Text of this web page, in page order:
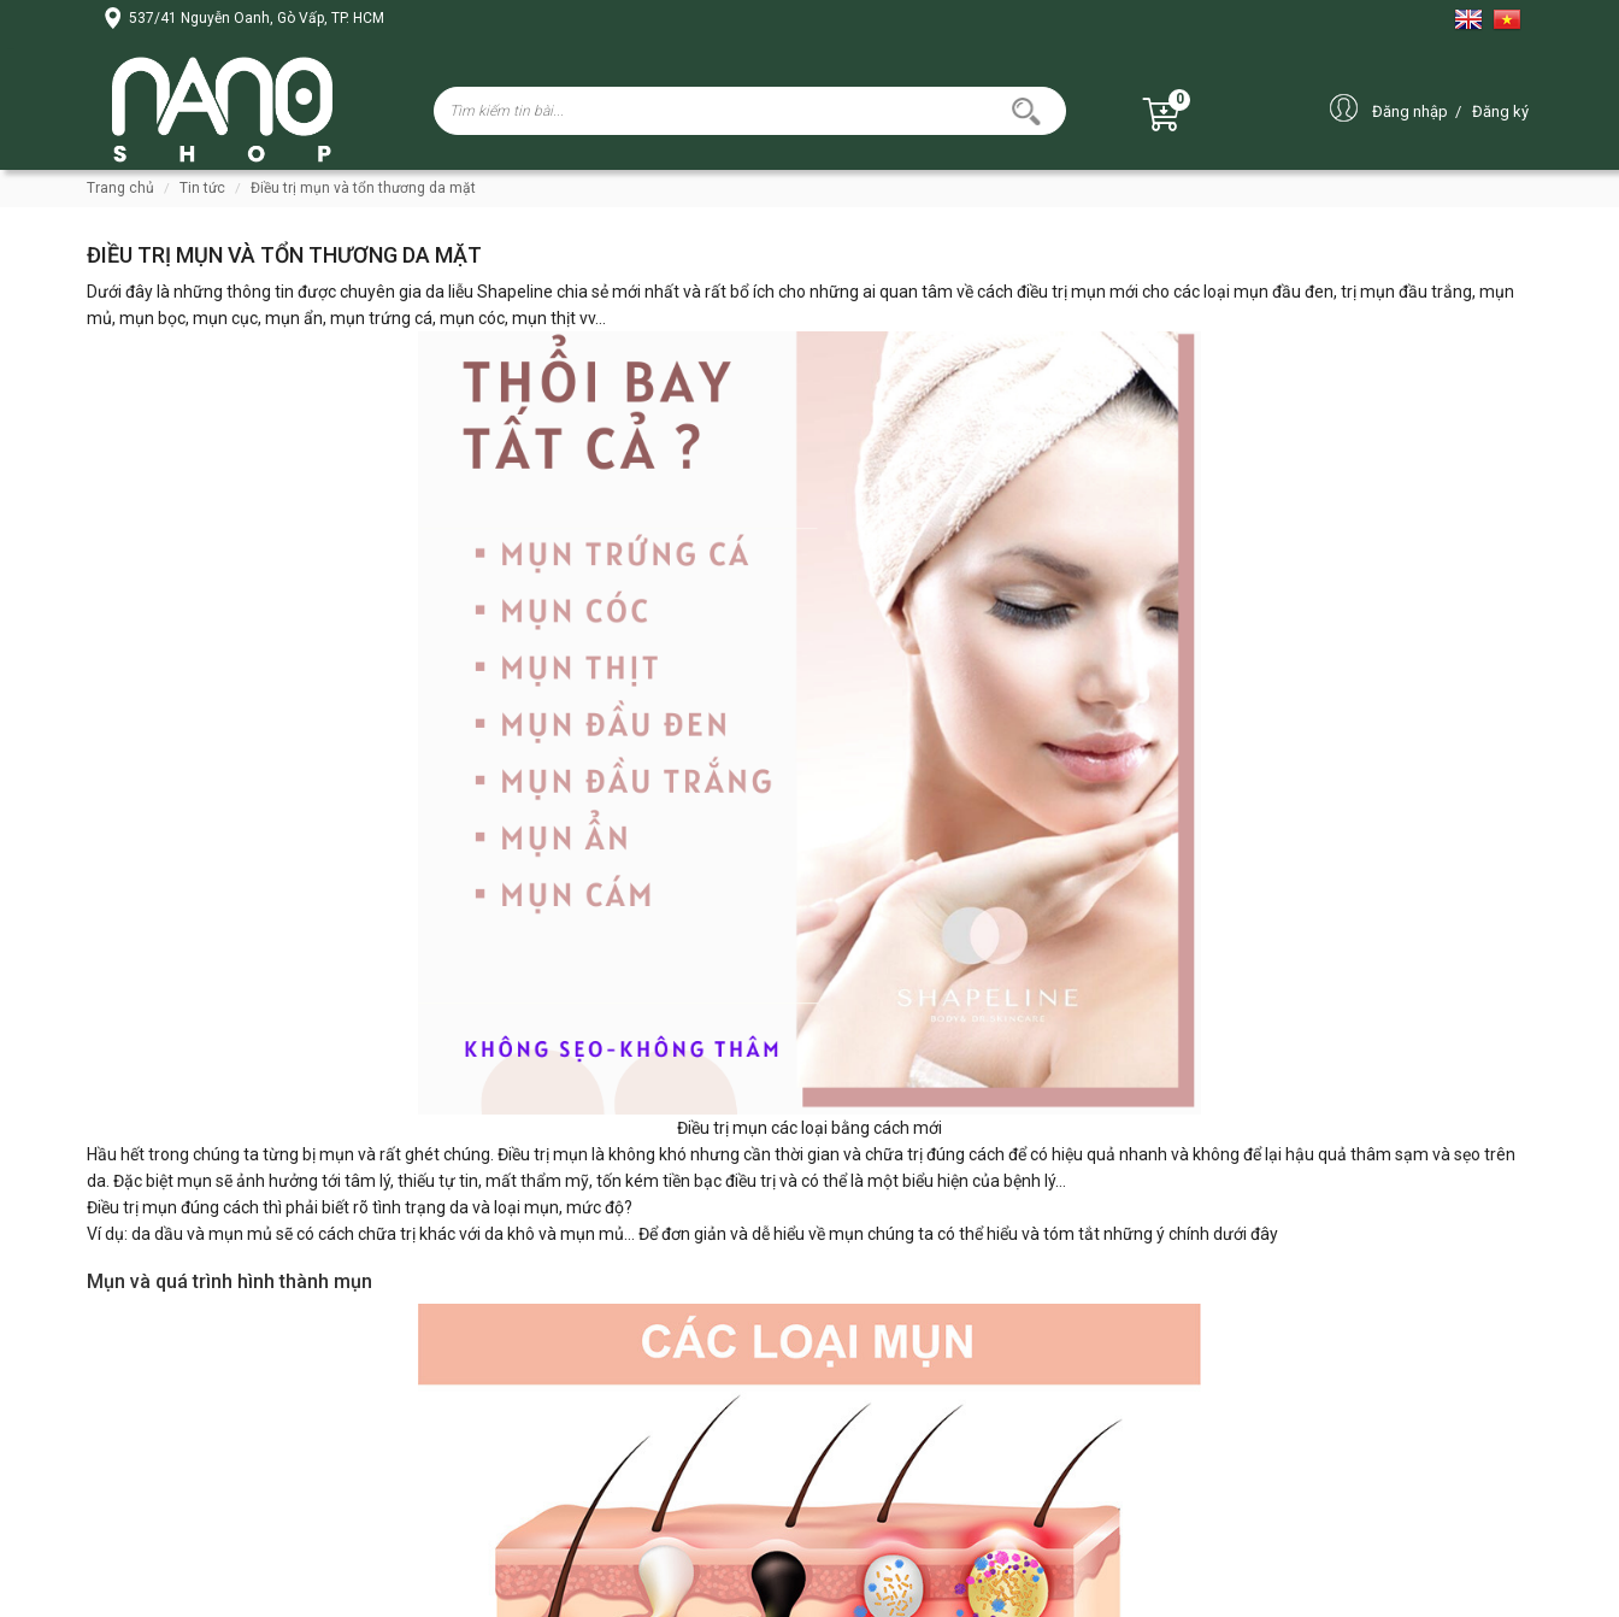
537/41 Nguyễn Oanh, Gò Vấp, TP. HCM
Đăng nhập Đăng ký
0
trang chủ tin tức điều trị mụn và tổn thương da mặt
ĐIỀU TRỊ MỤN VÀ TỔN THƯƠNG DA MẶT
Dưới đây là những thông tin được chuyên gia da liễu Shapeline chia sẻ mới nhất và rất bổ ích cho những ai quan tâm về cách điều trị mụn mới cho các loại mụn đầu đen, trị mụn đầu trắng, mụn
mủ, mụn bọc, mụn cục, mụn ẩn, mụn trứng cá, mụn cóc, mụn thịt vv…
Điều trị mụn các loại bằng cách mới
Hầu hết trong chúng ta từng bị mụn và rất ghét chúng. Điều trị mụn là không khó nhưng cần thời gian và chữa trị đúng cách để có hiệu quả nhanh và không để lại hậu quả thâm sạm và sẹo trên
da. Đặc biệt mụn sẽ ảnh hưởng tới tâm lý, thiếu tự tin, mất thẩm mỹ, tốn kém tiền bạc điều trị và có thể là một biểu hiện của bệnh lý…
Điều trị mụn đúng cách thì phải biết rõ tình trạng da và loại mụn, mức độ?
Ví dụ: da dầu và mụn mủ sẽ có cách chữa trị khác với da khô và mụn mủ... Để đơn giản và dễ hiểu về mụn chúng ta có thể hiểu và tóm tắt những ý chính dưới đây
Mụn và quá trình hình thành mụn